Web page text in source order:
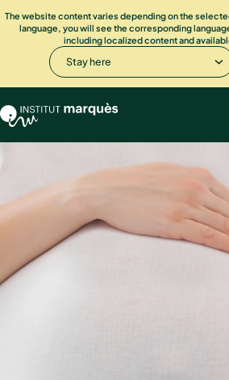
The website content varies depending on the
language, you will see the corresponding
including localized content and
Stay here